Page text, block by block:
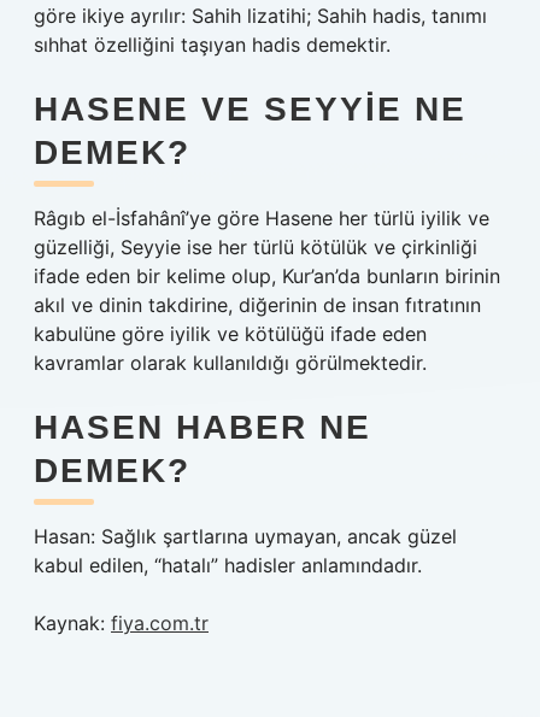
göre ikiye ayrılır: Sahih lizatihi; Sahih hadis, tanımı
sıhhat özelliğini taşıyan hadis demektir.
HASENE VE SEYYIE NE
DEMEK?
Râgıb el-İsfahânî’ye göre Hasene her türlü iyilik ve
güzelliği, Seyyie ise her türlü kötülük ve çirkinliği
ifade eden bir kelime olup, Kur’an’da bunların birinin
akıl ve dinin takdirine, diğerinin de insan fıtratının
kabulüne göre iyilik ve kötülüğü ifade eden
kavramlar olarak kullanıldığı görülmektedir.
HASEN HABER NE
DEMEK?
Hasan: Sağlık şartlarına uymayan, ancak güzel
kabul edilen, “hatalı” hadisler anlamındadır.
Kaynak: fiya.com.tr